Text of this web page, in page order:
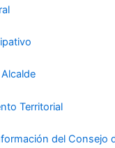
Territorial
del Consejo